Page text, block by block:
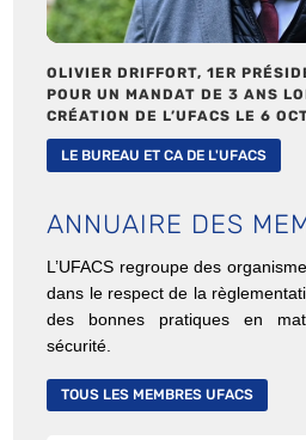
OLIVIER DRIFFORT, 1ER
POUR UN MANDAT DE 3 ANS
CRÉATION DE L’UFACS LE 6
LE BUREAU ET CA DE L'UFACS
ANNUAIRE DES
L’UFACS regroupe des
dans le respect de la
des bonnes pratiques en
sécurité.
TOUS LES MEMBRES UFACS